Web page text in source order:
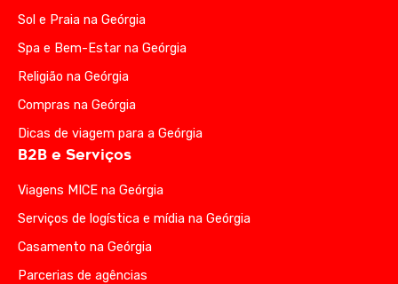
Sol e Praia na Geórgia
Spa e Bem-Estar na Geórgia
Religião na Geórgia
Compras na Geórgia
Dicas de viagem para a Geórgia
B2B e Serviços
Viagens MICE na Geórgia
Serviços de logística e mídia na Geórgia
Casamento na Geórgia
Parcerias de agências